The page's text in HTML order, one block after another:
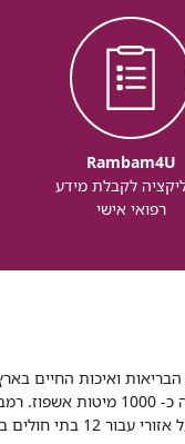
Rambam4U
לקבלת מידע
רפואי אישי
ואיכות החיים
רמב"ם הוא בית חולים ממשלתי אקדמי, המסונף לפקולטה לרפואה של
שירותי רפואה לכ-2,700,000 תושבים, צה"ל וכוחות